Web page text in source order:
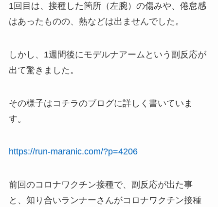
1回目は、接種した箇所（左腕）の傷みや、倦怠感
はあったものの、熱などは出ませんでした。
しかし、1週間後にモデルナアームという副反応が
出て驚きました。
その様子はコチラのブログに詳しく書いていま
す。
https://run-maranic.com/?p=4206
前回のコロナワクチン接種で、副反応が出た事
と、知り合いランナーさんがコロナワクチン接種